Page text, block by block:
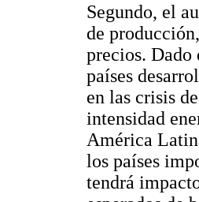
Segundo, el
de
precios. Dado
países
en las crisis
intensidad
América
los países
tendrá